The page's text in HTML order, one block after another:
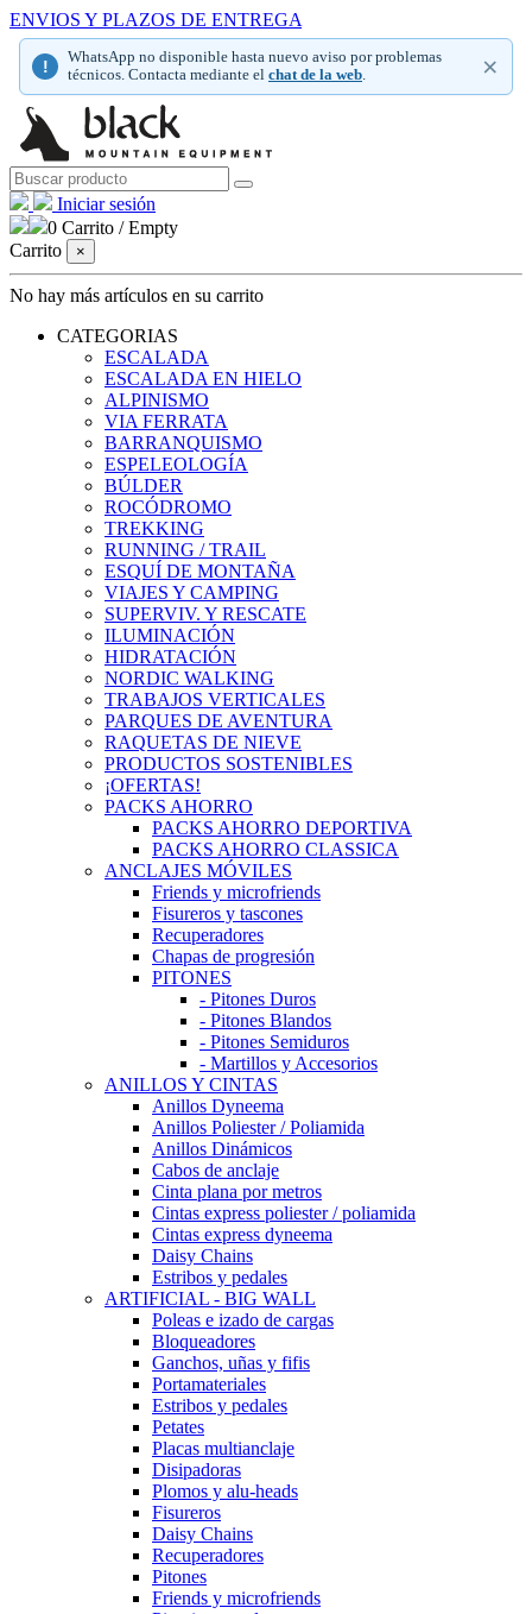
ENVIOS Y PLAZOS DE ENTREGA
!
WhatsApp no disponible hasta nuevo aviso por problemas
técnicos. Contacta mediante el chat de la web. ×
Iniciar sesión
0 Carrito /Empty
Carrito
×
No hay más artículos en su carrito
CATEGORIAS
ESCALADA
ESCALADA EN HIELO
ALPINISMO
VIA FERRATA
BARRANQUISMO
ESPELEOLOGÍA
BÚLDER
ROCÓDROMO
TREKKING
RUNNING / TRAIL
ESQUÍ DE MONTAÑA
VIAJES Y CAMPING
SUPERVIV. Y RESCATE
ILUMINACIÓN
HIDRATACIÓN
NORDIC WALKING
TRABAJOS VERTICALES
PARQUES DE AVENTURA
RAQUETAS DE NIEVE
PRODUCTOS SOSTENIBLES
¡OFERTAS!
PACKS AHORRO
PACKS AHORRO DEPORTIVA
PACKS AHORRO CLASSICA
ANCLAJES MÓVILES
Friends y microfriends
Fisureros y tascones
Recuperadores
Chapas de progresión
PITONES
- Pitones Duros
- Pitones Blandos
- Pitones Semiduros
- Martillos y Accesorios
ANILLOS Y CINTAS
Anillos Dyneema
Anillos Poliester / Poliamida
Anillos Dinámicos
Cabos de anclaje
Cinta plana por metros
Cintas express poliester / poliamida
Cintas express dyneema
Daisy Chains
Estribos y pedales
ARTIFICIAL - BIG WALL
Poleas e izado de cargas
Bloqueadores
Ganchos, uñas y fifis
Portamateriales
Estribos y pedales
Petates
Placas multianclaje
Disipadoras
Plomos y alu-heads
Fisureros
Daisy Chains
Recuperadores
Pitones
Friends y microfriends